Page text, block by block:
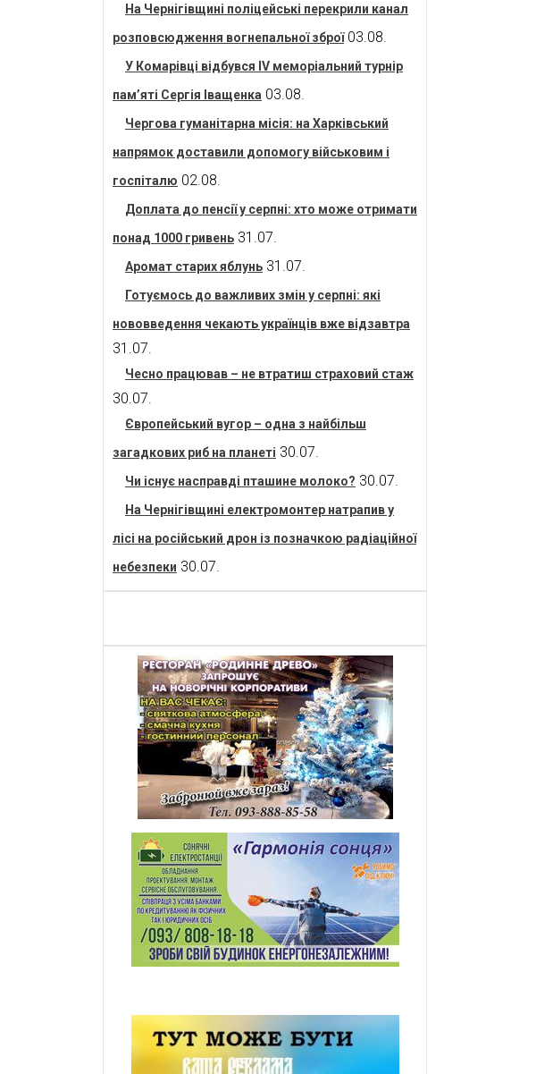
На Чернігівщині поліцейські перекрили канал
розповсюдження вогнепальної зброї 03.08.
У Комарівці відбувся IV меморіальний турнір
пам’яті Сергія Іващенка 03.08.
Чергова гуманітарна місія: на Харківський
напрямок доставили допомогу військовим і
госпіталю 02.08.
Доплата до пенсії у серпні: хто може отримати
понад 1000 гривень 31.07.
Аромат старих яблунь 31.07.
Готуємось до важливих змін у серпні: які
нововведення чекають українців вже відзавтра
31.07.
Чесно працював – не втратиш страховий стаж
30.07.
Європейський вугор – одна з найбільш
загадкових риб на планеті 30.07.
Чи існує насправді пташине молоко? 30.07.
На Чернігівщині електромонтер натрапив у
лісі на російський дрон із позначкою радіаційної
небезпеки 30.07.